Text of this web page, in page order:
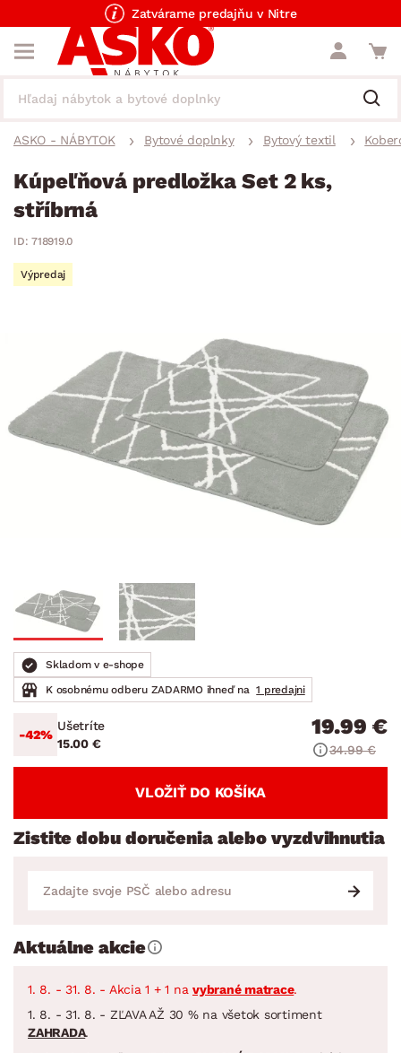
Zatvárame predajňu v Nitre
ASKO - NÁBYTOK Bytové doplnky Bytový textil
Kúpeľňová predložka Set 2 ks,
stříbrná
ID: 718919.0
Výpredaj
Skladom v e-shope
K osobnému odberu ZADARMO ihneď na 1 predajni
-42%
Ušetríte
15.00 €
19.99 €
34.99 €
VLOŽIŤ DO KOŠÍKA
Zistite dobu doručenia alebo vyzdvihnutia
Aktuálne akcie
1. 8. - 31. 8. - Akcia 1 + 1 na vybrané matrace.
1. 8. - 31. 8. - ZĽAVA AŽ 30 % na všetok sortiment
ZAHRADA.